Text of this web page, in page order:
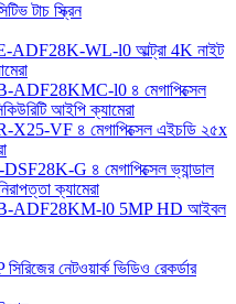
টাচ স্ক্রিন
ADF28K-WL-l0 ​​আল্ট্রা 4K নাইট
l0 ৪ মেগাপিক্সেল
আইপি ক্যামেরা
VF ৪ মেগাপিক্সেল এইচডি ২৫x
G ৪ মেগাপিক্সেল ভ্যান্ডাল
ক্যামেরা
ADF28KM-l0 5MP HD আইবল
নেটওয়ার্ক ভিডিও রেকর্ডার